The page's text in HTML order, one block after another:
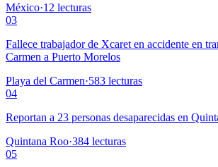
México·12 lecturas
03
Fallece trabajador de Xcaret en accidente en
Carmen a Puerto Morelos
Playa del Carmen·583 lecturas
04
Reportan a 23 personas desaparecidas en
Quintana Roo·384 lecturas
05